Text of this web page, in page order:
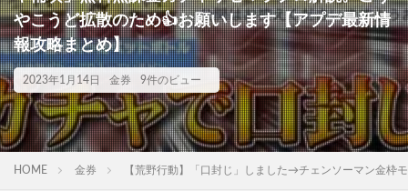
やこうど拡散のため👍お願いします【アプデ最新情
報攻略まとめ】
2023年1月14日 金券 9件のビュー
HOME 金券 【荒野行動】「口封じ」しました→チェンソーマン金枠